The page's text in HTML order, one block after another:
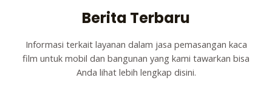
Berita Terbaru
Informasi terkait layanan dalam jasa pemasangan kaca
film untuk mobil dan bangunan yang kami tawarkan bisa
Anda lihat lebih lengkap disini.